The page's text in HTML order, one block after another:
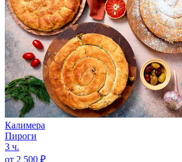
Калимера
Пироги
3 ч.
от 2 500 ₽